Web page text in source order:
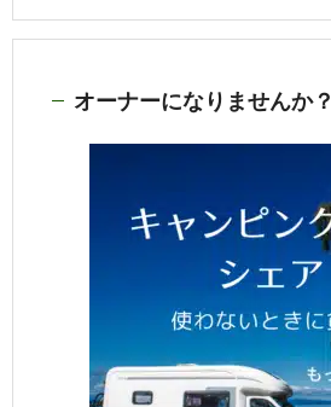
オーナーになりませんか？